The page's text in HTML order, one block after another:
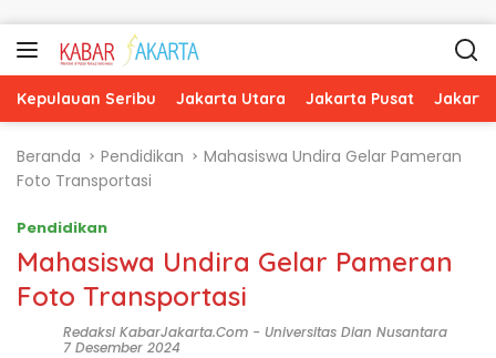
Kepulauan Seribu Jakarta Utara Jakarta Pusat
Beranda Pendidikan
Mahasiswa Undira Gelar Pameran
Foto Transportasi
Pendidikan
Mahasiswa Undira Gelar Pameran
Foto Transportasi
Redaksi KabarJakarta.com - Universitas Dian Nusantara
7 Desember 2024